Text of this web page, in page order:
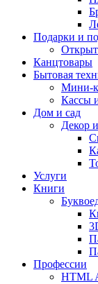
Подарки и
Канцтовары
Бытовая
Мини-
Кассы
Дом и сад
Декор
Услуги
Книги
Профессии
HTML